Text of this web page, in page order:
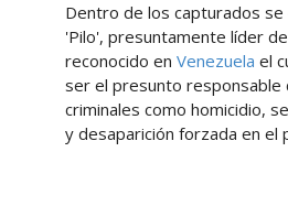
Dentro de los capturados se
'Pilo', presuntamente líder
reconocido en Venezuela el
ser el presunto responsable
criminales como homicidio,
y desaparición forzada en el